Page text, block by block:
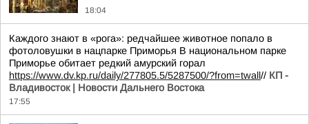
18:04
Каждого знают в «рога»: редчайшее животное попало в
фотоловушки в нацпарке Приморья В национальном парке
Приморье обитает редкий амурский горал
https://www.dv.kp.ru/daily/277805.5/5287500/?from=twall// КП -
Владивосток | Новости Дальнего Востока
17:55